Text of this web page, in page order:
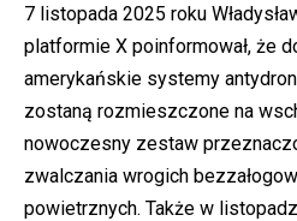
7 listopada 2025 roku
platformie X poinformował, że
amerykańskie systemy
zostaną rozmieszczone na
nowoczesny zestaw
zwalczania wrogich
powietrznych. Także w